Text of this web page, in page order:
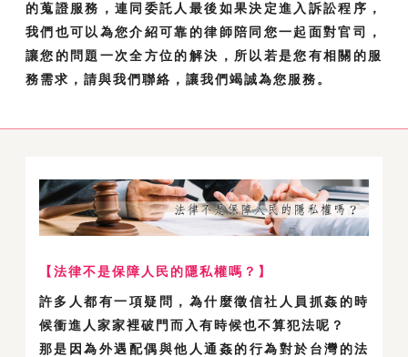
的蒐證服務，連同委託人最後如果決定進入訴訟程序，
我們也可以為您介紹可靠的律師陪同您一起面對官司，
讓您的問題一次全方位的解決，所以若是您有相關的服
務需求，請與我們聯絡，讓我們竭誠為您服務。
【法律不是保障人民的隱私權嗎？】
許多人都有一項疑問，為什麼徵信社人員抓姦的時
候衝進人家家裡破門而入有時候也不算犯法呢？
那是因為外遇配偶與他人通姦的行為對於台灣的法